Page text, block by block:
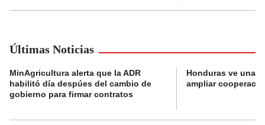
Últimas Noticias
MinAgricultura alerta que la ADR
habilitó día despúes del cambio de
gobierno para firmar contratos
Honduras ve una
ampliar